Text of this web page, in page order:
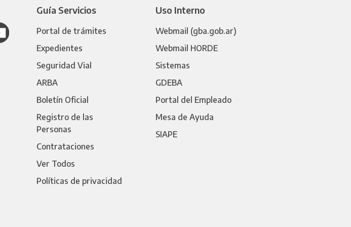
Guía Servicios
Portal de trámites
Expedientes
Seguridad Vial
ARBA
Boletín Oficial
Registro de las
Personas
Contrataciones
Ver Todos
Políticas de privacidad
Uso Interno
Webmail (gba.gob.ar)
Webmail HORDE
Sistemas
GDEBA
Portal del Empleado
Mesa de Ayuda
SIAPE